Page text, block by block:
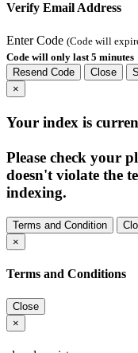
Verify Email Address
Enter Code (Code will
Code will only last 5 minutes
Resend Code
Close
×
Your index is
Please check your
doesn't violate the
indexing.
Terms and Condition
×
Terms and Conditions
Close
×